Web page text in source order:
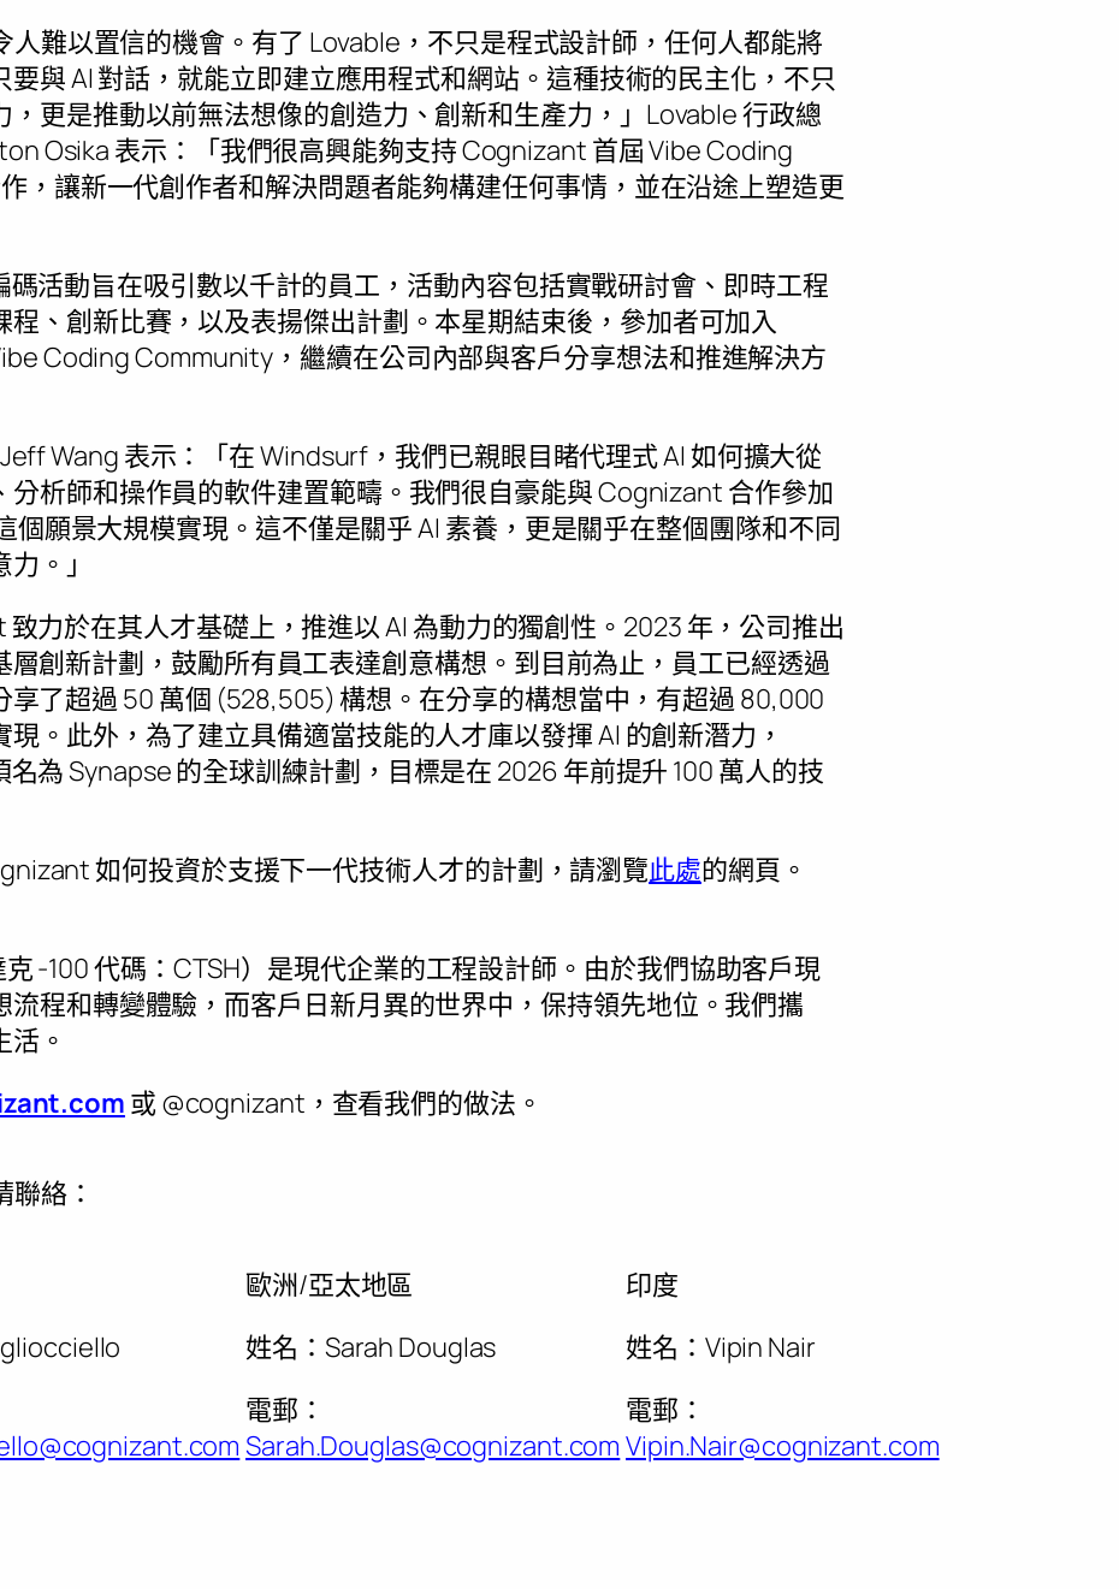
人難以置信的機會。有了 Lovable，不只是程式設計師，任何人都能將
要與 AI 對話，就能立即建立應用程式和網站。這種技術的民主化，不只
，更是推動以前無法想像的創造力、創新和生產力，」Lovable 行政總
Osika 表示：「我們很高興能夠支持 Cognizant 首屆 Vibe Coding
，讓新一代創作者和解決問題者能夠構建任何事情，並在沿途上塑造更
活動旨在吸引數以千計的員工，活動內容包括實戰研討會、即時工程
程、創新比賽，以及表揚傑出計劃。本星期結束後，參加者可加入
Coding Community，繼續在公司內部與客戶分享想法和推進解決方
Jeff Wang 表示：「在 Windsurf，我們已親眼目睹代理式 AI 如何擴大從
分析師和操作員的軟件建置範疇。我們很自豪能與 Cognizant 合作參加
個願景大規模實現。這不僅是關乎 AI 素養，更是關乎在整個團隊和不同
。」
力於在其人才基礎上，推進以 AI 為動力的獨創性。2023 年，公司推出
層創新計劃，鼓勵所有員工表達創意構想。到目前為止，員工已經透過
了超過 50 萬個 (528,505) 構想。在分享的構想當中，有超過 80,000
。此外，為了建立具備適當技能的人才庫以發揮 AI 的創新潛力，
為 Synapse 的全球訓練計劃，目標是在 2026 年前提升 100 萬人的技
如何投資於支援下一代技術人才的計劃，請瀏覽此處的網頁。
-100 代碼：CTSH）是現代企業的工程設計師。由於我們協助客戶現
流程和轉變體驗，而客戶日新月異的世界中，保持領先地位。我們攜
。
或 @cognizant，查看我們的做法。
絡：
歐洲/亞太地區
姓名：Sarah Douglas
電郵：
Sarah.Douglas@cognizant.com
印度
姓名：Vipin Nair
電郵：
Vipin.Nair@cognizant.com